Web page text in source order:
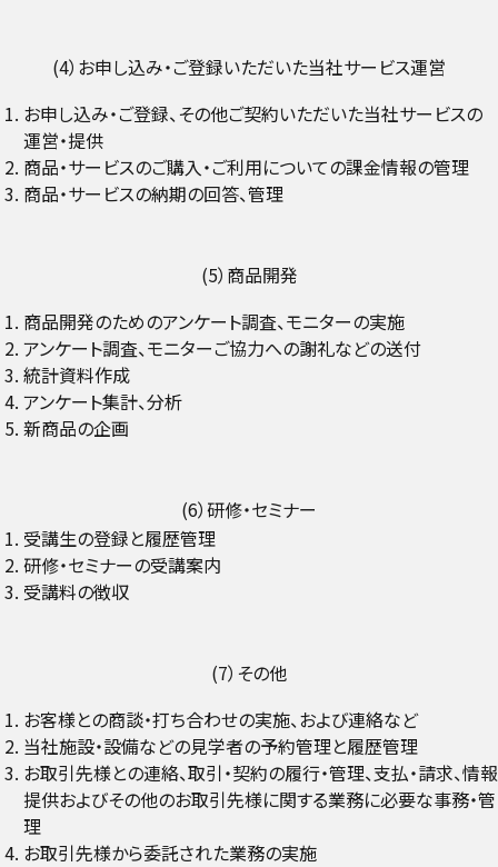
(4）お申し込み・ご登録いただいた当社サービス運営
お申し込み・ご登録、その他ご契約いただいた当社サービスの
運営・提供
商品・サービスのご購入・ご利用についての課金情報の管理
商品・サービスの納期の回答、管理
(5）商品開発
商品開発のためのアンケート調査、モニターの実施
アンケート調査、モニターご協力への謝礼などの送付
統計資料作成
アンケート集計、分析
新商品の企画
(6）研修・セミナー
受講生の登録と履歴管理
研修・セミナーの受講案内
受講料の徴収
(7）その他
お客様との商談・打ち合わせの実施、および連絡など
当社施設・設備などの見学者の予約管理と履歴管理
お取引先様との連絡、取引・契約の履行・管理、支払・請求、情報
提供およびその他のお取引先様に関する業務に必要な事務・管
理
お取引先様から委託された業務の実施